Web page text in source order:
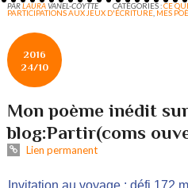
PARLAURAVANEL-COYTTE CATÉGORIES :CE
PARTICIPATIONS AUX JEUX D'ÉCRITURE MES
2016
24/10
Mon poème inédit
blog:Partir(coms
Lien permanent
Invitation au voyage : défi 172